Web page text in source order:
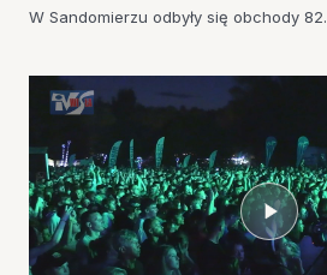
W Sandomierzu odbyły się obchody 82.